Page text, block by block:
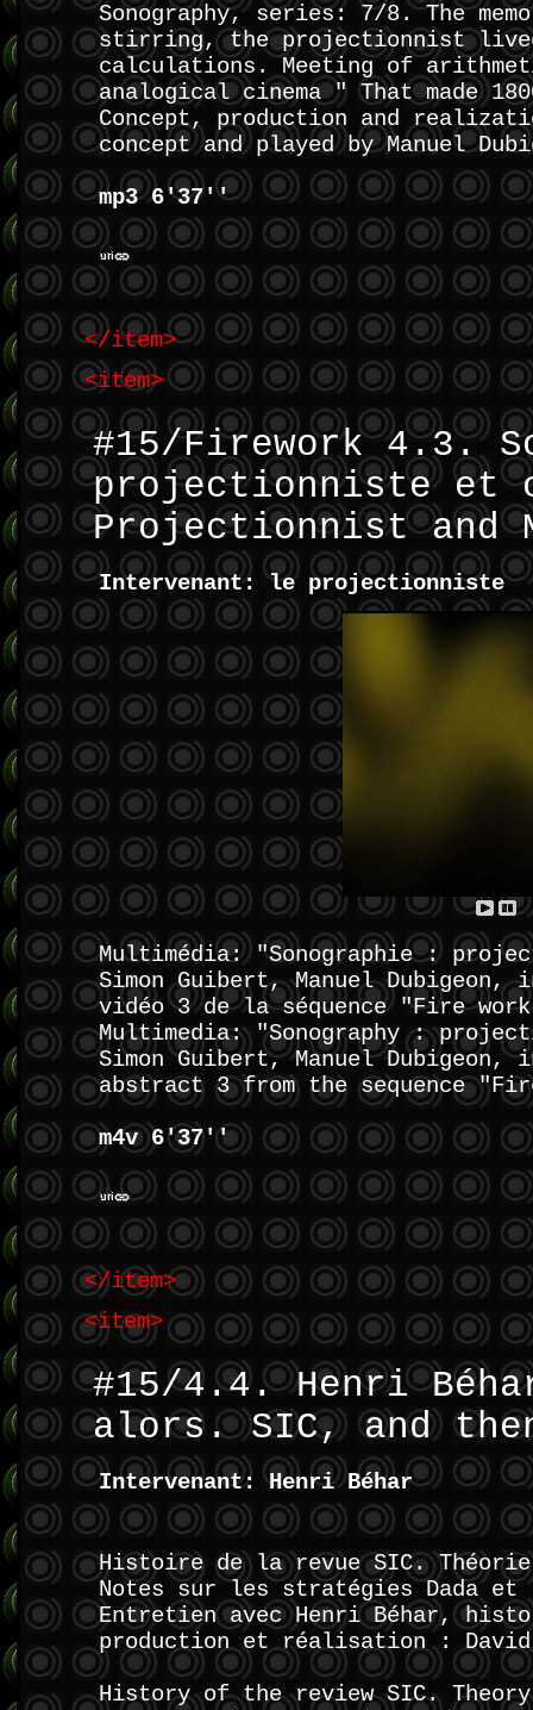
Sonography, series: 7/8. The
stirring, the projectionnist lived
calculations. Meeting of
analogical cinema " That made
Concept, production and
concept and played by Manuel
mp3 6'37''
</item>
<item>
#15/Firework 4.3.
projectionniste et
Projectionnist and
Intervenant: le projectionniste
Multimédia: "Sonographie :
Simon Guibert, Manuel
vidéo 3 de la séquence "Fire
Multimedia: "Sonography :
Simon Guibert, Manuel
abstract 3 from the sequence
m4v 6'37''
</item>
<item>
#15/4.4. Henri
alors. SIC, and
Intervenant: Henri Béhar
Histoire de la revue SIC.
Notes sur les stratégies Dada
Entretien avec Henri Béhar,
production et réalisation :
History of the review SIC.